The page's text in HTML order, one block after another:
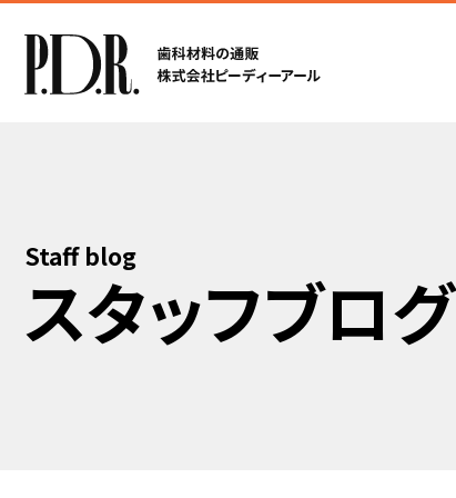
Staff blog
スタッフブログ